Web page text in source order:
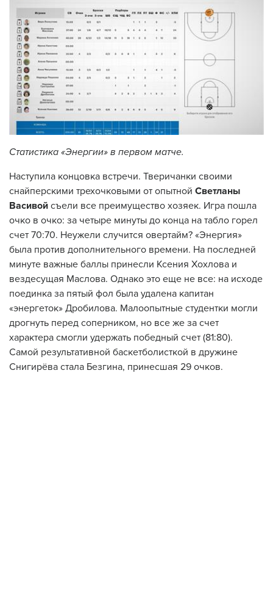
Статистика «Энергии» в первом матче.
Наступила концовка встречи. Тверичанки своими
снайперскими трехочковыми от опытной Светланы
Васивой съели все преимущество хозяек. Игра пошла
очко в очко: за четыре минуты до конца на табло горел
счет 70:70. Неужели случится овертайм? «Энергия»
была против дополнительного времени. На последней
минуте важные баллы принесли Ксения Хохлова и
вездесущая Маслова. Однако это еще не все: на исходе
поединка за пятый фол была удалена капитан
«энергеток» Дробилова. Малоопытные студентки могли
дрогнуть перед соперником, но все же за счет
характера смогли удержать победный счет (81:80).
Самой результативной баскетболисткой в дружине
Снигирёва стала Безгина, принесшая 29 очков.